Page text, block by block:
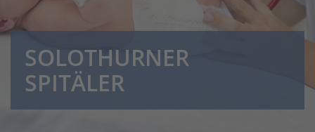
SOLOTHURNER
SPITÄLER